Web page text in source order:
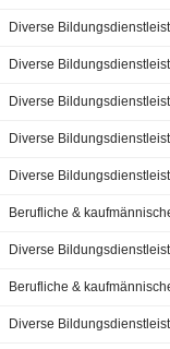
Diverse
Diverse
Diverse
Diverse
Diverse
Berufliche &
Diverse
Berufliche &
Diverse